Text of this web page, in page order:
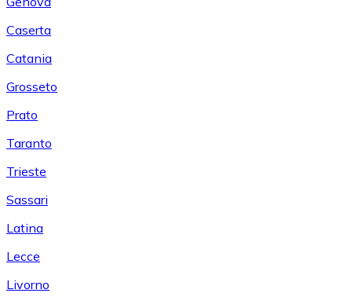
Caserta
Catania
Grosseto
Prato
Taranto
Trieste
Sassari
Latina
Lecce
Livorno